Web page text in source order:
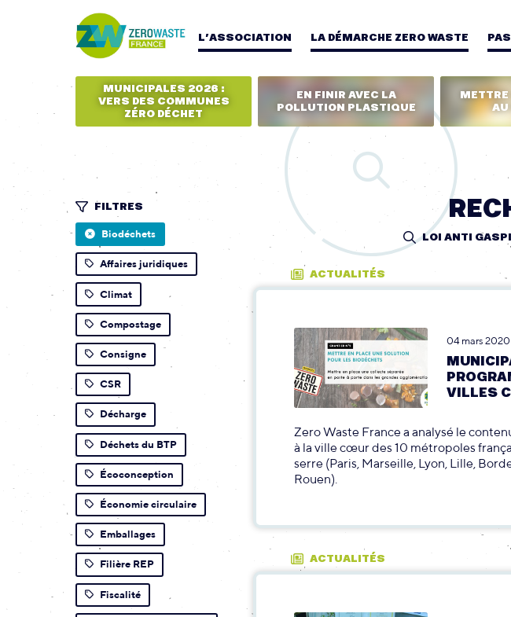
L’ASSOCIATION LA DÉMARCHE ZERO WASTE
MUNICIPALES 2026 :
VERS DES COMMUNES
ZÉRO DÉCHET
EN FINIR AVEC LA
POLLUTION PLASTIQUE
AU
FILTRES
Biodéchets
Affaires juridiques
Climat
Compostage
Consigne
CSR
Décharge
Déchets du BTP
Écoconception
Économie circulaire
Emballages
Filière REP
Fiscalité
LOI ANTI
ACTUALITÉS
04 mars 2020
VILLES
Zero Waste France a analysé le
à la ville cœur des 10 métropoles
serre (Paris, Marseille, Lyon, Lille,
Rouen).
ACTUALITÉS